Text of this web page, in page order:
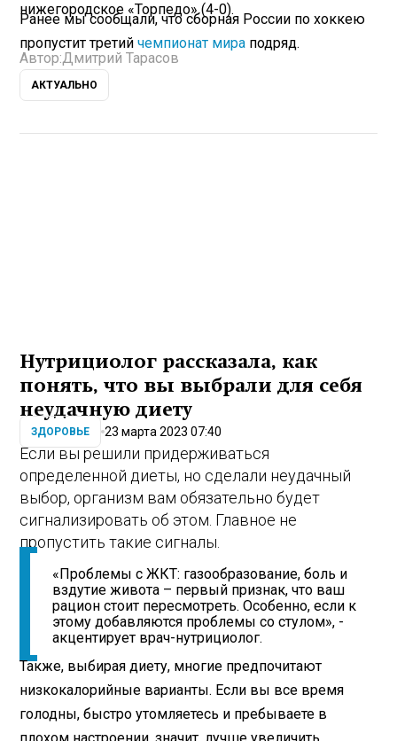
нижегородское «Торпедо» (4-0).
Ранее мы сообщали, что сборная России по хоккею
пропустит третийчемпионат мира подряд.
Автор:Дмитрий Тарасов
АКТУАЛЬНО
Нутрициолог рассказала, как
понять, что вы выбрали для себя
неудачную диету
ЗДОРОВЬЕ 23 марта 2023 07:40
Если вы решили придерживаться
определенной диеты, но сделали неудачный
выбор, организм вам обязательно будет
сигнализировать об этом. Главное не
пропустить такие сигналы.
«Проблемы с ЖКТ: газообразование, боль и
вздутие живота – первый признак, что ваш
рацион стоит пересмотреть. Особенно, если к
этому добавляются проблемы со стулом», -
акцентирует врач-нутрициолог.
Также, выбирая диету, многие предпочитают
низкокалорийные варианты. Если вы все время
голодны, быстро утомляетесь и пребываете в